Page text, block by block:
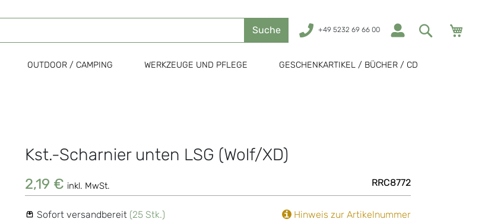
Suche +49 5232 69 66 00
OUTDOOR / CAMPING WERKZEUGE UND PFLEGE GESCHENKARTIKEL / BÜCHER / CD
Bildgalerie
Kst.-Scharnier unten LSG (Wolf/XD)
2,19 € inkl. MwSt. RRC8772
Sofort versandbereit (25 Stk.)
Hinweis zur Artikelnummer